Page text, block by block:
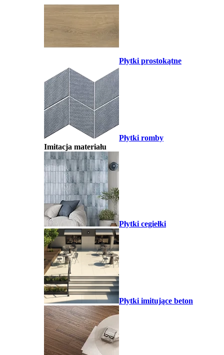
Płytki prostokątne
Płytki romby
Imitacja materiału
Płytki cegiełki
Płytki imitujące beton